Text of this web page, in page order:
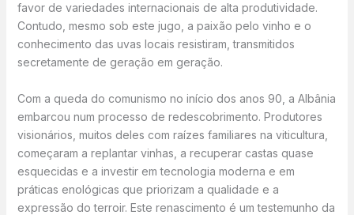
favor de variedades internacionais de alta produtividade.
Contudo, mesmo sob este jugo, a paixão pelo vinho e o
conhecimento das uvas locais resistiram, transmitidos
secretamente de geração em geração.
Com a queda do comunismo no início dos anos 90, a Albânia
embarcou num processo de redescobrimento. Produtores
visionários, muitos deles com raízes familiares na viticultura,
começaram a replantar vinhas, a recuperar castas quase
esquecidas e a investir em tecnologia moderna e em
práticas enológicas que priorizam a qualidade e a
expressão do terroir. Este renascimento é um testemunho da